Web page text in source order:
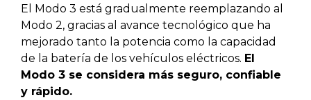
El Modo 3 está gradualmente reemplazando al
Modo 2, gracias al avance tecnológico que ha
mejorado tanto la potencia como la capacidad
de la batería de los vehículos eléctricos. El
Modo 3 se considera más seguro, confiable
y rápido.